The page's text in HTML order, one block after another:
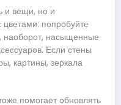
и вещи, но и
цветами: попробуйте
наоборот, насыщенные
Если стены
картины, зеркала
помогает обновлять